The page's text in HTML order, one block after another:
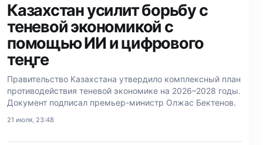
Казахстан усилит борьбу с
теневой экономикой с
помощью ИИ и цифрового
теңге
Правительство Казахстана утвердило комплексный план
противодействия теневой экономике на 2026–2028 годы.
Документ подписал премьер-министр Олжас Бектенов.
21 июля, 23:48